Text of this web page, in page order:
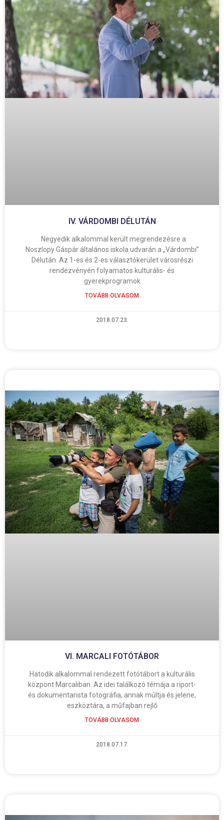
IV. VÁRDOMBI DÉLUTÁN
Negyedik alkalommal került megrendezésre a
Noszlopy Gáspár általános iskola udvarán a „Várdombi”
Délután. Az 1-es és 2-es választókerület városrészi
rendezvényén folyamatos kulturális- és
gyerekprogramok
TOVÁBB OLVASOM
2018.07.23.
VI. MARCALI FOTÓTÁBOR
Hatodik alkalommal rendezett fotótábort a kulturális
központ Marcaliban. Az idei találkozó témája a riport-
és dokumentarista fotográfia, annak múltja és jelene,
eszköztára, a műfajban rejlő
TOVÁBB OLVASOM
2018.07.17.